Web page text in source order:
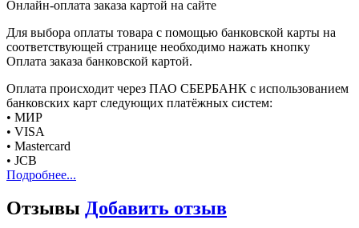
Онлайн-оплата заказа картой на сайте
Для выбора оплаты товара с помощью банковской карты на
соответствующей странице необходимо нажать кнопку
Оплата заказа банковской картой.
Оплата происходит через ПАО СБЕРБАНК с использованием
банковских карт следующих платёжных систем:
• МИР
• VISA
• Mastercard
• JCB
Подробнее...
Отзывы Добавить отзыв